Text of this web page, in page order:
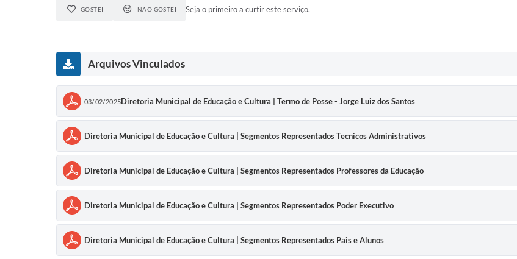
GOSTEI NÃO GOSTEI Seja o primeiro a curtir este serviço.
Arquivos Vinculados
03/02/2025Diretoria Municipal de Educação e Cultura | Termo de Posse - Jorge Luiz dos Santos
Diretoria Municipal de Educação e Cultura | Segmentos Representados Tecnicos Administrativos
Diretoria Municipal de Educação e Cultura | Segmentos Representados Professores da Educação
Diretoria Municipal de Educação e Cultura | Segmentos Representados Poder Executivo
Diretoria Municipal de Educação e Cultura | Segmentos Representados Pais e Alunos